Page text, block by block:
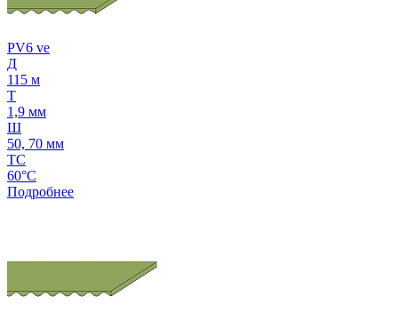
PV6 ve
Д
115 м
Т
1,9 мм
Ш
50, 70 мм
ТС
60°C
Подробнее